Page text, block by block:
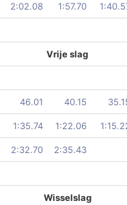
2:02.08 1:57.70
Vrije slag
46.01 40.15
1:35.74 1:22.06
2:32.70 2:35.43
Wisselslag